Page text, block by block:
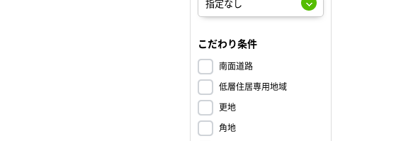
こだわり条件
南面道路
低層住居専用地域
更地
角地